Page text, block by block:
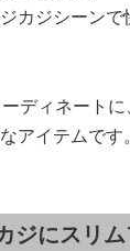
カジシーンで
ディネート
アイテムです。
ジにスリ